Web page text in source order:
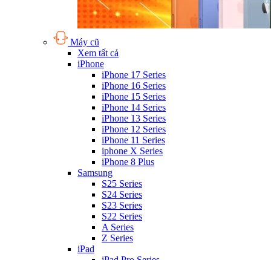
Máy cũ
Xem tất cả
iPhone
iPhone 17 Series
iPhone 16 Series
iPhone 15 Series
iPhone 14 Series
iPhone 13 Series
iPhone 12 Series
iPhone 11 Series
iphone X Series
iPhone 8 Plus
Samsung
S25 Series
S24 Series
S23 Series
S22 Series
A Series
Z Series
iPad